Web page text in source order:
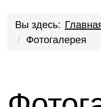
Вы здесь:
Фотогалерея